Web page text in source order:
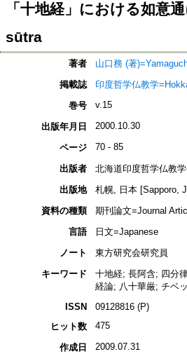
「十地経」における如
sūtra
著者
山口務 (著
掲載誌
印度哲学仏教学
巻号
v.15
出版年月日 2000.10.30
ページ 70 - 85
出版者
北海道印度哲学仏教
出版地
札幌, 日本 [Sapporo,
資料の種類
期刊論文=Journal
言語
日文=Japanese
ノート
東方研究会研究員
キーワード
十地経; 長阿含; 四分
経論; 八十華厳; チベ
ISSN
09128816 (P)
ヒット数
475
作成日 2009.07.31